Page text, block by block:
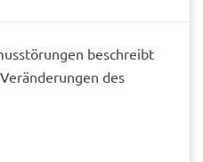
beschreibt
des